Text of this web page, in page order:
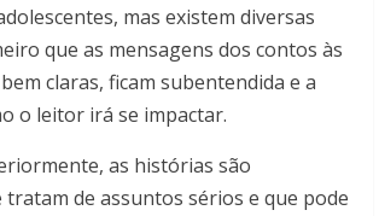
mas existem diversas
que as mensagens dos contos às
claras, ficam subentendida e a
o leitor irá se impactar.
as histórias são
de assuntos sérios e que pode